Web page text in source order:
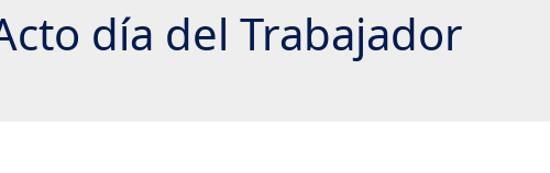
día del Trabajador